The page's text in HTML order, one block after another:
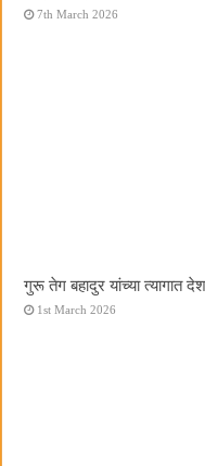
7th March 2026
गुरू तेग बहादुर यांच्या त्यागात
1st March 2026